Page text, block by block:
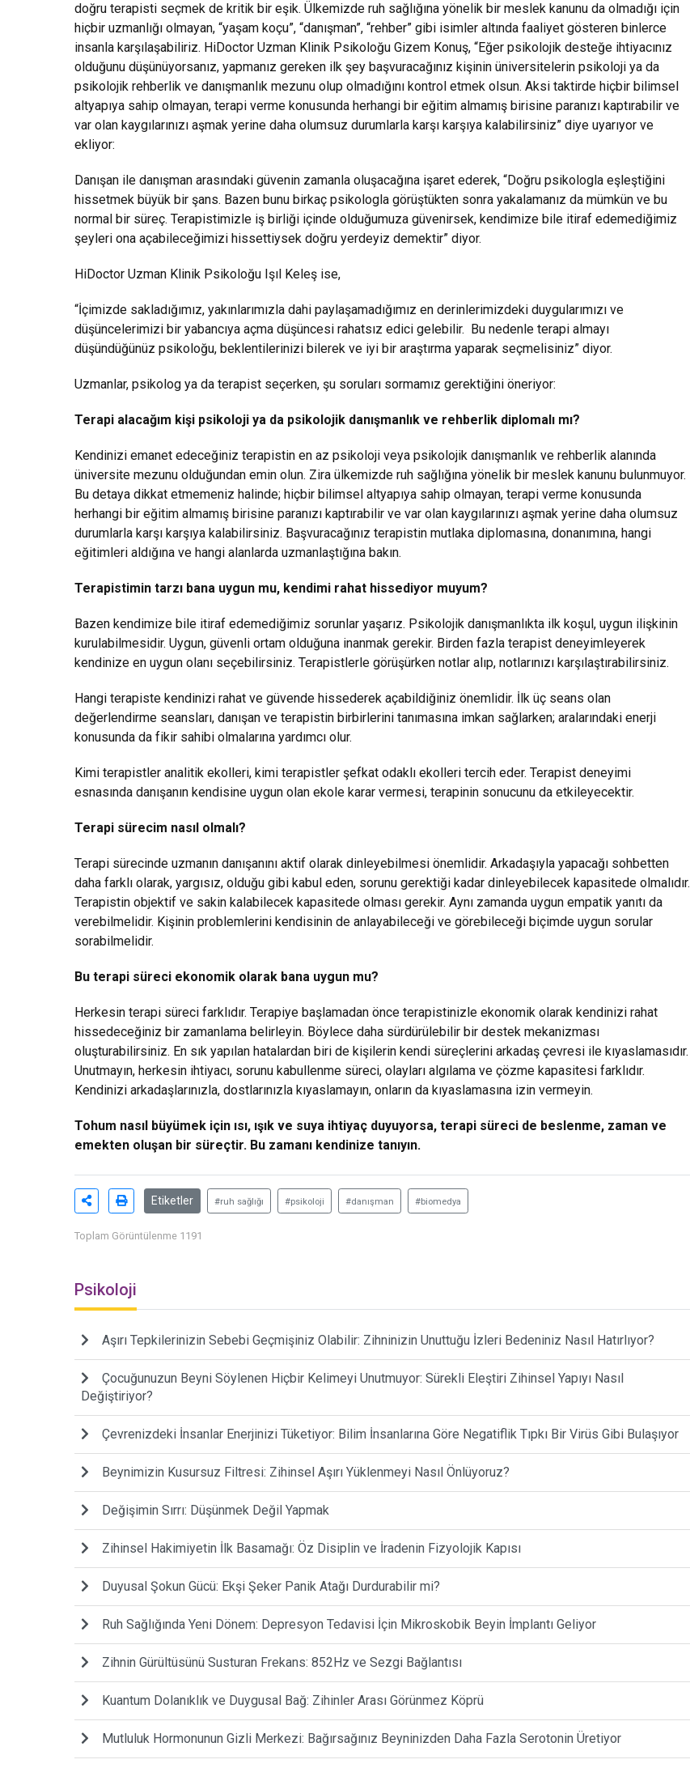
doğru terapisti seçmek de kritik bir eşik. Ülkemizde ruh sağlığına yönelik bir meslek kanunu da olmadığı için
hiçbir uzmanlığı olmayan, “yaşam koçu”, “danışman”, “rehber” gibi isimler altında faaliyet gösteren binlerce
insanla karşılaşabiliriz. HiDoctor Uzman Klinik Psikoloğu Gizem Konuş, “Eğer psikolojik desteğe ihtiyacınız
olduğunu düşünüyorsanız, yapmanız gereken ilk şey başvuracağınız kişinin üniversitelerin psikoloji ya da
psikolojik rehberlik ve danışmanlık mezunu olup olmadığını kontrol etmek olsun. Aksi taktirde hiçbir bilimsel
altyapıya sahip olmayan, terapi verme konusunda herhangi bir eğitim almamış birisine paranızı kaptırabilir ve
var olan kaygılarınızı aşmak yerine daha olumsuz durumlarla karşı karşıya kalabilirsiniz” diye uyarıyor ve
ekliyor:
Danışan ile danışman arasındaki güvenin zamanla oluşacağına işaret ederek, “Doğru psikologla eşleştiğini
hissetmek büyük bir şans. Bazen bunu birkaç psikologla görüştükten sonra yakalamanız da mümkün ve bu
normal bir süreç. Terapistimizle iş birliği içinde olduğumuza güvenirsek, kendimize bile itiraf edemediğimiz
şeyleri ona açabileceğimizi hissettiysek doğru yerdeyiz demektir” diyor.
HiDoctor Uzman Klinik Psikoloğu Işıl Keleş ise,
“İçimizde sakladığımız, yakınlarımızla dahi paylaşamadığımız en derinlerimizdeki duygularımızı ve
düşüncelerimizi bir yabancıya açma düşüncesi rahatsız edici gelebilir. Bu nedenle terapi almayı
düşündüğünüz psikoloğu, beklentilerinizi bilerek ve iyi bir araştırma yaparak seçmelisiniz” diyor.
Uzmanlar, psikolog ya da terapist seçerken, şu soruları sormamız gerektiğini öneriyor:
Terapi alacağım kişi psikoloji ya da psikolojik danışmanlık ve rehberlik diplomalı mı?
Kendinizi emanet edeceğiniz terapistin en az psikoloji veya psikolojik danışmanlık ve rehberlik alanında
üniversite mezunu olduğundan emin olun. Zira ülkemizde ruh sağlığına yönelik bir meslek kanunu bulunmuyor.
Bu detaya dikkat etmemeniz halinde; hiçbir bilimsel altyapıya sahip olmayan, terapi verme konusunda
herhangi bir eğitim almamış birisine paranızı kaptırabilir ve var olan kaygılarınızı aşmak yerine daha olumsuz
durumlarla karşı karşıya kalabilirsiniz. Başvuracağınız terapistin mutlaka diplomasına, donanımına, hangi
eğitimleri aldığına ve hangi alanlarda uzmanlaştığına bakın.
Terapistimin tarzı bana uygun mu, kendimi rahat hissediyor muyum?
Bazen kendimize bile itiraf edemediğimiz sorunlar yaşarız. Psikolojik danışmanlıkta ilk koşul, uygun ilişkinin
kurulabilmesidir. Uygun, güvenli ortam olduğuna inanmak gerekir. Birden fazla terapist deneyimleyerek
kendinize en uygun olanı seçebilirsiniz. Terapistlerle görüşürken notlar alıp, notlarınızı karşılaştırabilirsiniz.
Hangi terapiste kendinizi rahat ve güvende hissederek açabildiğiniz önemlidir. İlk üç seans olan
değerlendirme seansları, danışan ve terapistin birbirlerini tanımasına imkan sağlarken; aralarındaki enerji
konusunda da fikir sahibi olmalarına yardımcı olur.
Kimi terapistler analitik ekolleri, kimi terapistler şefkat odaklı ekolleri tercih eder. Terapist deneyimi
esnasında danışanın kendisine uygun olan ekole karar vermesi, terapinin sonucunu da etkileyecektir.
Terapi sürecim nasıl olmalı?
Terapi sürecinde uzmanın danışanını aktif olarak dinleyebilmesi önemlidir. Arkadaşıyla yapacağı sohbetten
daha farklı olarak, yargısız, olduğu gibi kabul eden, sorunu gerektiği kadar dinleyebilecek kapasitede olmalıdır.
Terapistin objektif ve sakin kalabilecek kapasitede olması gerekir. Aynı zamanda uygun empatik yanıtı da
verebilmelidir. Kişinin problemlerini kendisinin de anlayabileceği ve görebileceği biçimde uygun sorular
sorabilmelidir.
Bu terapi süreci ekonomik olarak bana uygun mu?
Herkesin terapi süreci farklıdır. Terapiye başlamadan önce terapistinizle ekonomik olarak kendinizi rahat
hissedeceğiniz bir zamanlama belirleyin. Böylece daha sürdürülebilir bir destek mekanizması
oluşturabilirsiniz. En sık yapılan hatalardan biri de kişilerin kendi süreçlerini arkadaş çevresi ile kıyaslamasıdır.
Unutmayın, herkesin ihtiyacı, sorunu kabullenme süreci, olayları algılama ve çözme kapasitesi farklıdır.
Kendinizi arkadaşlarınızla, dostlarınızla kıyaslamayın, onların da kıyaslamasına izin vermeyin.
Tohum nasıl büyümek için ısı, ışık ve suya ihtiyaç duyuyorsa, terapi süreci de beslenme, zaman ve
emekten oluşan bir süreçtir. Bu zamanı kendinize tanıyın.
Etiketler #ruh sağlığı #psikoloji #danışman #biomedya
Toplam Görüntülenme 1191
Psikoloji
Aşırı Tepkilerinizin Sebebi Geçmişiniz Olabilir: Zihninizin Unuttuğu İzleri Bedeniniz Nasıl Hatırlıyor?
Çocuğunuzun Beyni Söylenen Hiçbir Kelimeyi Unutmuyor: Sürekli Eleştiri Zihinsel Yapıyı Nasıl
Değiştiriyor?
Çevrenizdeki İnsanlar Enerjinizi Tüketiyor: Bilim İnsanlarına Göre Negatiflik Tıpkı Bir Virüs Gibi Bulaşıyor
Beynimizin Kusursuz Filtresi: Zihinsel Aşırı Yüklenmeyi Nasıl Önlüyoruz?
Değişimin Sırrı: Düşünmek Değil Yapmak
Zihinsel Hakimiyetin İlk Basamağı: Öz Disiplin ve İradenin Fizyolojik Kapısı
Duyusal Şokun Gücü: Ekşi Şeker Panik Atağı Durdurabilir mi?
Ruh Sağlığında Yeni Dönem: Depresyon Tedavisi İçin Mikroskobik Beyin İmplantı Geliyor
Zihnin Gürültüsünü Susturan Frekans: 852Hz ve Sezgi Bağlantısı
Kuantum Dolanıklık ve Duygusal Bağ: Zihinler Arası Görünmez Köprü
Mutluluk Hormonunun Gizli Merkezi: Bağırsağınız Beyninizden Daha Fazla Serotonin Üretiyor